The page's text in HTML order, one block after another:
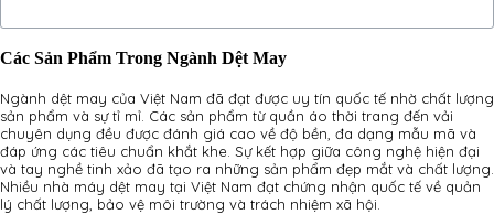
Các Sản Phẩm Trong Ngành Dệt May
Ngành dệt may của Việt Nam đã đạt được uy tín quốc tế nhờ chất lượng
sản phẩm và sự tỉ mỉ. Các sản phẩm từ quần áo thời trang đến vải
chuyên dụng đều được đánh giá cao về độ bền, đa dạng mẫu mã và
đáp ứng các tiêu chuẩn khắt khe. Sự kết hợp giữa công nghệ hiện đại
và tay nghề tinh xảo đã tạo ra những sản phẩm đẹp mắt và chất lượng.
Nhiều nhà máy dệt may tại Việt Nam đạt chứng nhận quốc tế về quản
lý chất lượng, bảo vệ môi trường và trách nhiệm xã hội.